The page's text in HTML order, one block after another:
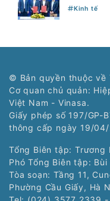
Kinh tế
© Bản quyền thuộc về
Cơ quan chủ quản:
Việt Nam - Vinasa.
Giấy phép số 197/GP-
thông cấp ngày 19/04/
Tổng Biên tập: Trương
Phó Tổng Biên tập: Bùi
Tòa soạn: Tầng 11,
Phường Cầu Giấy, Hà